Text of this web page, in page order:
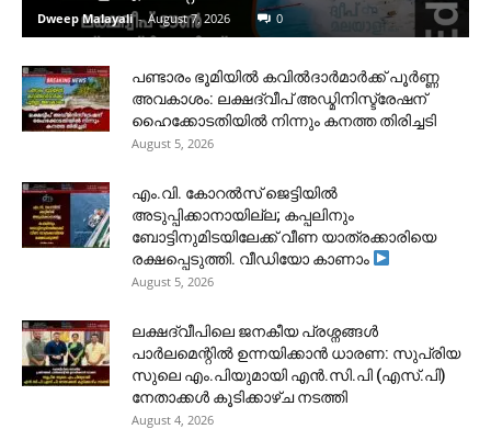
Dweep Malayali - August 7, 2026 0
പണ്ടാരം ഭൂമിയിൽ കവിൽദാർമാർക്ക് പൂർണ്ണ
അവകാശം: ലക്ഷദ്വീപ് അഡ്മിനിസ്ട്രേഷന്
ഹൈക്കോടതിയിൽ നിന്നും കനത്ത തിരിച്ചടി
August 5, 2026
​എം.വി. കോറൽസ് ജെട്ടിയിൽ
അടുപ്പിക്കാനായില്ല; കപ്പലിനും
ബോട്ടിനുമിടയിലേക്ക് വീണ യാത്രക്കാരിയെ
രക്ഷപ്പെടുത്തി. വീഡിയോ കാണാം
August 5, 2026
ലക്ഷദ്വീപിലെ ജനകീയ പ്രശ്നങ്ങൾ
പാർലമെന്റിൽ ഉന്നയിക്കാൻ ധാരണ: സുപ്രിയ
സുലെ എം.പിയുമായി എൻ.സി.പി (എസ്.പി)
നേതാക്കൾ കൂടിക്കാഴ്ച നടത്തി
August 4, 2026